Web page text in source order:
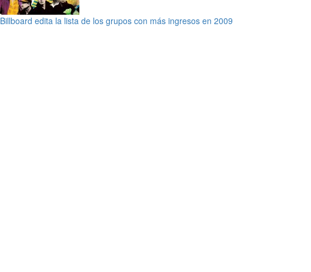
Billboard edita la lista de los grupos con más ingresos en 2009